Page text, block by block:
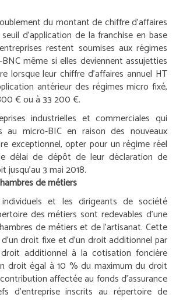
du montant de chiffre d’affaires
d’application de la franchise en base
restent soumises aux régimes
même si elles deviennent assujetties
lorsque leur chiffre d’affaires annuel HT
antérieur des régimes micro fixé,
€ ou à 33 200 €.
industrielles et commerciales qui
au micro-BIC en raison des nouveaux
exceptionnel, opter pour un régime réel
délai de dépôt de leur déclaration de
jusqu’au 3 mai 2018.
de métiers
individuels et les dirigeants de société
des métiers sont redevables d’une
de métiers et de l’artisanat. Cette
droit fixe et d’un droit additionnel par
droit additionnel à la cotisation foncière
droit égal à 10 % du maximum du droit
affectée au fonds d’assurance
d’entreprise inscrits au répertoire de